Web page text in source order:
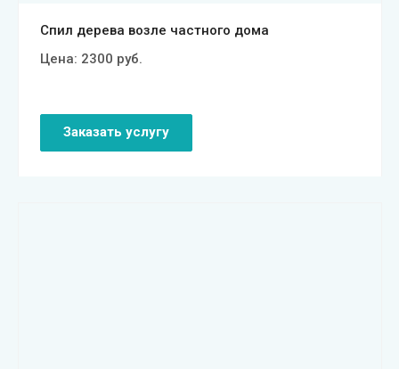
Спил дерева возле частного дома
Цена: 2300 руб.
Заказать услугу